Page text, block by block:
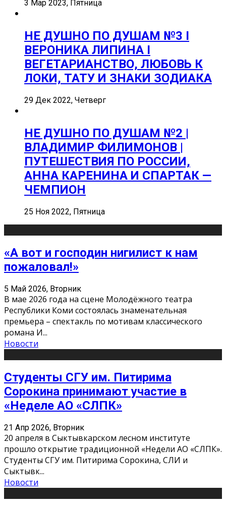
3 Мар 2023, Пятница
НЕ ДУШНО ПО ДУШАМ №3 I
ВЕРОНИКА ЛИПИНА I
ВЕГЕТАРИАНСТВО, ЛЮБОВЬ К
ЛОКИ, ТАТУ И ЗНАКИ ЗОДИАКА
29 Дек 2022, Четверг
НЕ ДУШНО ПО ДУШАМ №2 |
ВЛАДИМИР ФИЛИМОНОВ |
ПУТЕШЕСТВИЯ ПО РОССИИ,
АННА КАРЕНИНА И СПАРТАК —
ЧЕМПИОН
25 Ноя 2022, Пятница
«А вот и господин нигилист к нам
пожаловал!»
5 Май 2026, Вторник
В мае 2026 года на сцене Молодёжного театра
Республики Коми состоялась знаменательная
премьера – спектакль по мотивам классического
романа И...
Новости
Студенты СГУ им. Питирима
Сорокина принимают участие в
«Неделе АО «СЛПК»
21 Апр 2026, Вторник
20 апреля в Сыктывкарском лесном институте
прошло открытие традиционной «Недели АО «СЛПК».
Студенты СГУ им. Питирима Сорокина, СЛИ и
Сыктывк...
Новости